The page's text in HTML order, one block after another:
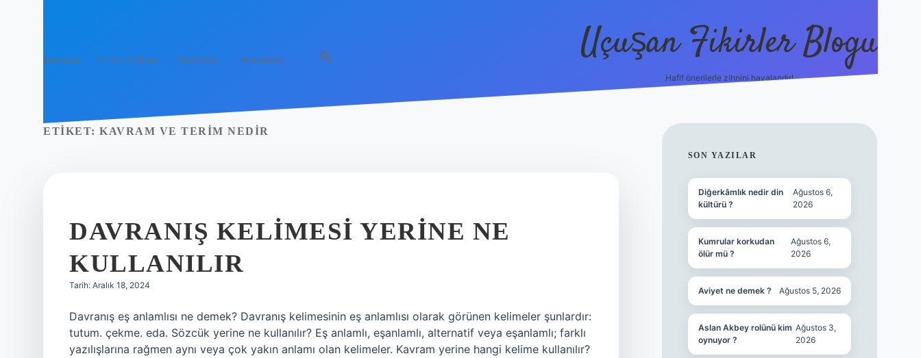
Anasayfa Gizlilik Politikası Yasal Uyarı Hakkımızda Uçuşan Fikirler Blogu
Hafif önerilerle zihnini havalandır!
ETIKET: KAVRAM VE TERIM NEDIR
DAVRANIŞ KELIMESI YERINE NE
KULLANILIR
Tarih: Aralık 18, 2024
Davranış eş anlamlısı ne demek? Davranış kelimesinin eş anlamlısı olarak görünen kelimeler şunlardır:
tutum. çekme. eda. Sözcük yerine ne kullanılır? Eş anlamlı, eşanlamlı, alternatif veya eşanlamlı; farklı
yazılışlarına rağmen aynı veya çok yakın anlamı olan kelimeler. Kavram yerine hangi kelime kullanılır?
SIDEBAR
SON YAZILAR
Diğerkâmlık nedir din
kültürü ?
Ağustos 6,
2026
Kumrular korkudan
ölür mü ?
Ağustos 6,
2026
Aviyet ne demek ? Ağustos 5, 2026
Aslan Akbey rolünü kim
oynuyor ?
Ağustos 3,
2026
hiltonbet güncel giriş